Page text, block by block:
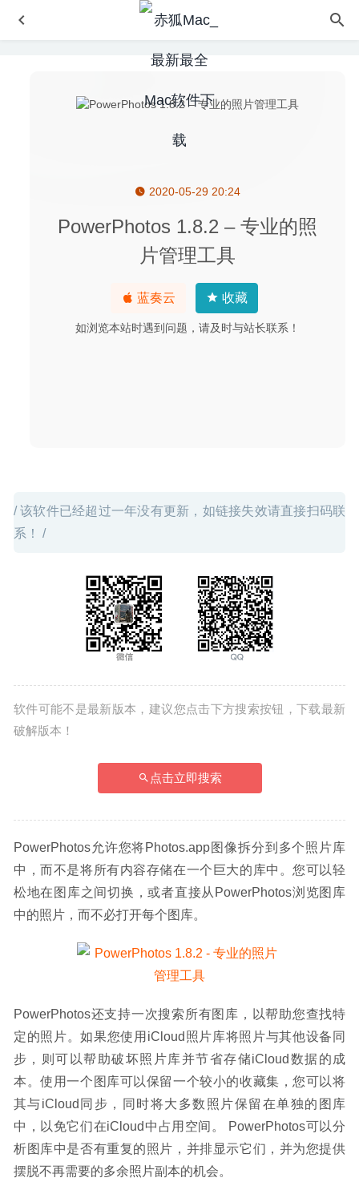
2020-05-29 20:24
PowerPhotos 1.8.2 – 专业的照
片管理工具
蓝奏云 收藏
如浏览本站时遇到问题，请及时与站长联系！
/ 该软件已经超过一年没有更新，如链接失效请直接扫码联
系！ /
软件可能不是最新版本，建议您点击下方搜索按钮，下载最新
破解版本！
点击立即搜索
PowerPhotos允许您将Photos.app图像拆分到多个照片库
中，而不是将所有内容存储在一个巨大的库中。您可以轻
松地在图库之间切换，或者直接从PowerPhotos浏览图库
中的照片，而不必打开每个图库。
PowerPhotos还支持一次搜索所有图库，以帮助您查找特
定的照片。如果您使用iCloud照片库将照片与其他设备同
步，则可以帮助破坏照片库并节省存储iCloud数据的成
本。使用一个图库可以保留一个较小的收藏集，您可以将
其与iCloud同步，同时将大多数照片保留在单独的图库
中，以免它们在iCloud中占用空间。 PowerPhotos可以分
析图库中是否有重复的照片，并排显示它们，并为您提供
摆脱不再需要的多余照片副本的机会。
Acorn 8.6.1 – 轻量级图像编辑工具 2026-07-05
Sequel Ace 3.4.0 中文版 – 快速易用的MySQL/MariaDB 数
据库管理软件
One Switch 1.35.4 中文版-MacOS必备万能开关工具
2Do 2.9.77 中文版-非常优秀的任务待办管理工具GTD
2026-04-10